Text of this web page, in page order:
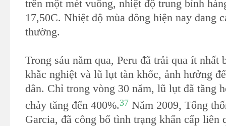
trên một mét vuông, nhiệt độ trung bình
17,50C. Nhiệt độ mùa đông hiện nay đang
thường.
Trong sáu năm qua, Peru đã trải qua ít nhất
khắc nghiệt và lũ lụt tàn khốc, ảnh hưởng
dân. Chỉ trong vòng 30 năm, lũ lụt đã tăng
chảy tăng đến 400%.37 Năm 2009, Tổng
Garcia, đã công bố tình trạng khẩn cấp liên